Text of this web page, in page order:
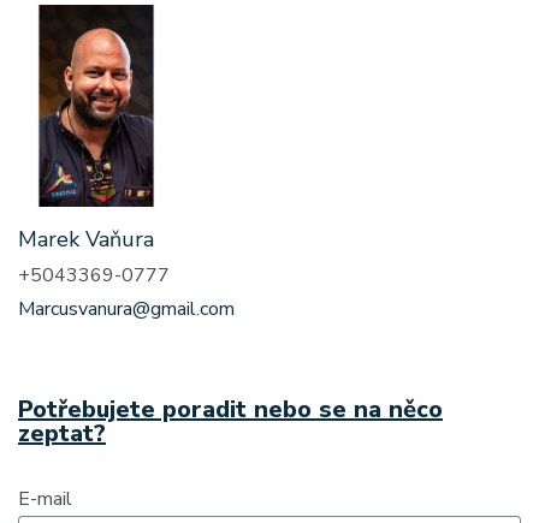
Marek Vaňura
+5043369-0777
Marcusvanura@gmail.com
Potřebujete poradit nebo se na něco
zeptat?
E-mail